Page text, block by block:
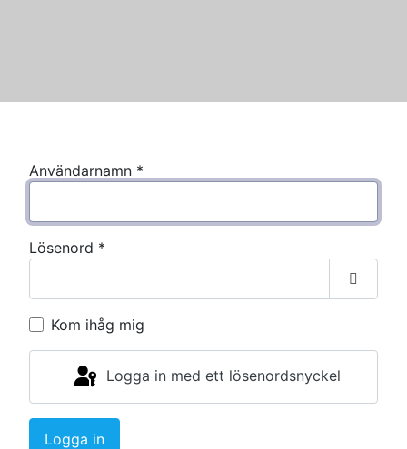
Användarnamn *
Lösenord *
Visa
Kom ihåg mig
Logga in med ett lösenordsnyckel
Logga in